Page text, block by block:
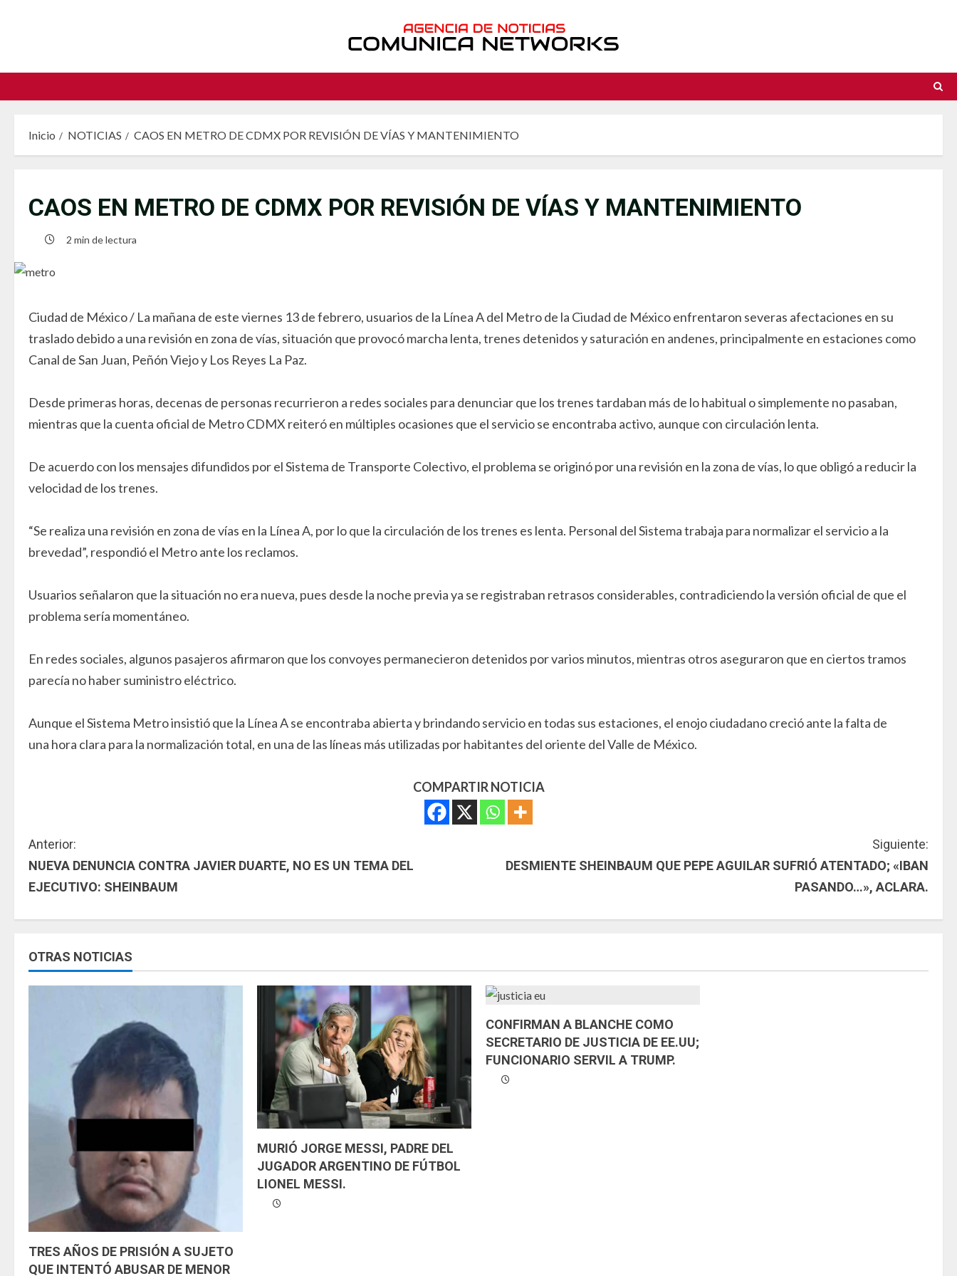
Inicio NOTICIAS CAOS EN METRO DE CDMX POR REVISIÓN DE VÍAS Y MANTENIMIENTO
CAOS EN METRO DE CDMX POR REVISIÓN DE VÍAS Y MANTENIMIENTO
2 min de lectura
Ciudad de México / La mañana de este viernes 13 de febrero, usuarios de la Línea A del Metro de la Ciudad de México enfrentaron severas afectaciones en su
traslado debido a una revisión en zona de vías, situación que provocó marcha lenta, trenes detenidos y saturación en andenes, principalmente en estaciones como
Canal de San Juan, Peñón Viejo y Los Reyes La Paz.
Desde primeras horas, decenas de personas recurrieron a redes sociales para denunciar que los trenes tardaban más de lo habitual o simplemente no pasaban,
mientras que la cuenta oficial de Metro CDMX reiteró en múltiples ocasiones que el servicio se encontraba activo, aunque con circulación lenta.
De acuerdo con los mensajes difundidos por el Sistema de Transporte Colectivo, el problema se originó por una revisión en la zona de vías, lo que obligó a reducir la
velocidad de los trenes.
“Se realiza una revisión en zona de vías en la Línea A, por lo que la circulación de los trenes es lenta. Personal del Sistema trabaja para normalizar el servicio a la
brevedad”, respondió el Metro ante los reclamos.
Usuarios señalaron que la situación no era nueva, pues desde la noche previa ya se registraban retrasos considerables, contradiciendo la versión oficial de que el
problema sería momentáneo.
En redes sociales, algunos pasajeros afirmaron que los convoyes permanecieron detenidos por varios minutos, mientras otros aseguraron que en ciertos tramos
parecía no haber suministro eléctrico.
Aunque el Sistema Metro insistió que la Línea A se encontraba abierta y brindando servicio en todas sus estaciones, el enojo ciudadano creció ante la falta de
una hora clara para la normalización total, en una de las líneas más utilizadas por habitantes del oriente del Valle de México.
COMPARTIR NOTICIA
S
i
e
Anterior:
NUEVA DENUNCIA CONTRA JAVIER DUARTE, NO ES UN TEMA DEL
EJECUTIVO: SHEINBAUM
Siguiente:
DESMIENTE SHEINBAUM QUE PEPE AGUILAR SUFRIÓ ATENTADO; «IBAN
PASANDO…», ACLARA.
OTRAS NOTICIAS
TRES AÑOS DE PRISIÓN A SUJETO
QUE INTENTÓ ABUSAR DE MENOR
MURIÓ JORGE MESSI, PADRE DEL
JUGADOR ARGENTINO DE FÚTBOL
LIONEL MESSI.
CONFIRMAN A BLANCHE COMO
SECRETARIO DE JUSTICIA DE EE.UU;
FUNCIONARIO SERVIL A TRUMP.